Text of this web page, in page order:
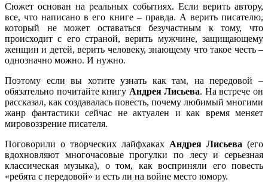
Сюжет основан на реальных событиях. Если верить автору,
все, что написано в его книге – правда. А верить писателю,
который не может оставаться безучастным к тому, что
происходит с его страной, верить мужчине, защищающему
женщин и детей, верить человеку, знающему что такое честь –
однозначно можно. И нужно.
Поэтому если вы хотите узнать как там, на передовой –
обязательно почитайте книгу Андрея Лисьева. На встрече он
рассказал, как создавалась повесть, почему любимый многими
жанр фантастики сейчас не актуален и как время меняет
мировоззрение писателя.
Поговорили о творческих лайфхаках Андрея Лисьева (его
вдохновляют многочасовые прогулки по лесу и серьезная
классическая музыка), о том, как восприняли его повесть
«ребята с передовой» и есть ли на войне место юмору.